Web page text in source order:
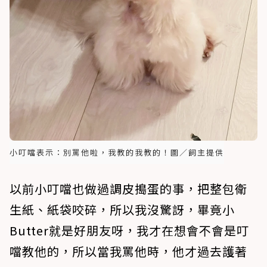
小叮噹表示：別罵他啦，我教的我教的！圖／飼主提供
以前小叮噹也做過調皮搗蛋的事，把整包衛
生紙、紙袋咬碎，所以我沒驚訝，畢竟小
Butter就是好朋友呀，我才在想會不會是叮
噹教他的，所以當我罵他時，他才過去護著